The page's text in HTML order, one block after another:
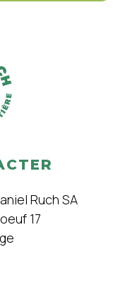
Ruch SA
17